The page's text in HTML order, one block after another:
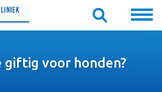
giftig voor honden?